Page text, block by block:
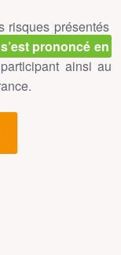
risques présentés
prononcé en
participant ainsi au